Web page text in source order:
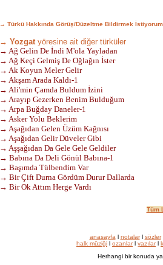
→ Türkü Hakkında Görüş/Düzeltme Bildirmek İstiyorum
→ Yozgatyöresine ait diğer türküler
→ Ağ Gelin De İndi M'ola Yayladan
→ Ağ Keçi Gelmiş De Oğlağın İster
→ Ak Koyun Meler Gelir
→ Akşam Arada Kaldı-1
→ Ali'min Çamda Buldum İzini
→ Arayıp Gezerken Benim Bulduğum
→ Arpa Buğday Daneler-1
→ Asker Yolu Beklerim
→ Aşağıdan Gelen Üzüm Kağnısı
→ Aşağıdan Gelir Düveler Gibi
→ Aşşağıdan Da Gele Gele Geldiler
→ Babına Da Deli Gönül Babına-1
→ Başımda Tülbendim Var
→ Bir Çift Durna Gördüm Durur Dallarda
→ Bir Ok Attım Herge Vardı
Tüm
anasayfa l notalarl sözler
halk müziği l ozanlarl yazılarl
Herhangi bir konuda